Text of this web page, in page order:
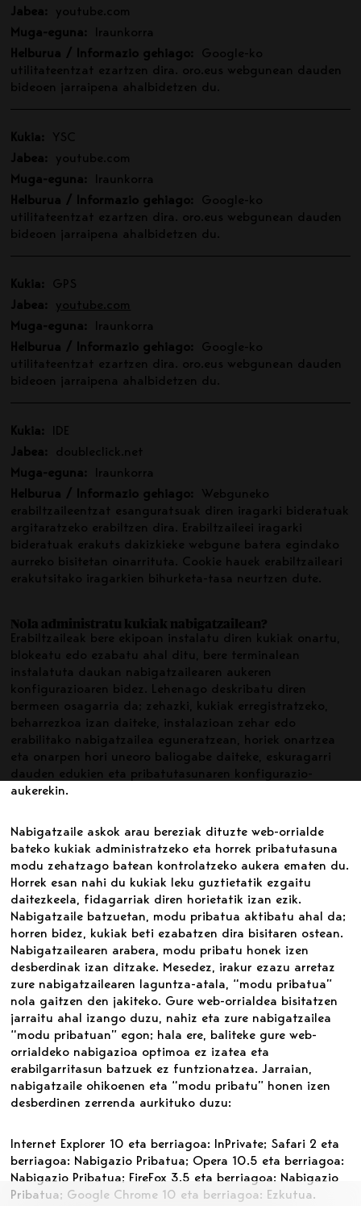
Jabea:
youtube.com
Muga-eguna:
Iraunkorra
Helburua / Informazio gehiago:
Google-ko
utilitateentzat ezartzen dira. oro.eus webgunean dauden
bideoen jarraipena ahalbidetzen du.
Kukia:
YSC
Jabea:
youtube.com
Muga-eguna:
Iraunkorra
Helburua / Informazio gehiago:
Google-ko
utilitateentzat ezartzen dira. oro.eus webgunean dauden
bideoen jarraipena ahalbidetzen du.
Kukia:
GPS
Jabea:
youtube.com
Muga-eguna:
Iraunkorra
Helburua / Informazio gehiago:
Google-ko
utilitateentzat ezartzen dira. oro.eus webgunean dauden
bideoen jarraipena ahalbidetzen du.
Kukia:
IDE
Jabea:
doubleclick.net
Muga-eguna:
Iraunkorra
Helburua / Informazio gehiago:
Webguneko
erabiltzaileentzat esanguratsuak diren iragarki bideratuak
argitaratzeko erabiltzen dira. Erabiltzaileei iragarki
bideratuak erakuts dakizkieke webgune batera egindako
aurreko bisitetan oinarrituta. Cookie hauek erabiltzaileari
erakutsitako iragarkien bihurketa-tasa neurtzen dute.
Nola administratu kukiak nabigatzailean?
Erabiltzaileak bere ekipoan instalatu diren kukiak onartu,
blokeatu edo ezabatu ahal ditu, bere terminalean
instalatuta daukan nabigatzailearen aukeren
konfigurazioaren bidez. Lehenago deskribatu diren
bermeen osagarria da; zehazki, kukiak erregistratzeko,
beharrezkoa izan daiteke, instalazioan zehar edo
erabilitako nabigatzailea eguneratzean, horiek onartzea
eta onarpen hori uneoro baliogabe daiteke, eskuragarri
dauden edukien eta pribatutasunaren konfigurazio-
aukerekin.
Nabigatzaile askok arau bereziak dituzte web-orrialde
bateko kukiak administratzeko eta horrek pribatutasuna
modu zehatzago batean kontrolatzeko aukera ematen du.
Horrek esan nahi du kukiak leku guztietatik ezgaitu
daitezkeela, fidagarriak diren horietatik izan ezik.
Nabigatzaile batzuetan, modu pribatua aktibatu ahal da;
horren bidez, kukiak beti ezabatzen dira bisitaren ostean.
Nabigatzailearen arabera, modu pribatu honek izen
desberdinak izan ditzake. Mesedez, irakur ezazu arretaz
zure nabigatzailearen laguntza-atala, “modu pribatua”
nola gaitzen den jakiteko. Gure web-orrialdea bisitatzen
jarraitu ahal izango duzu, nahiz eta zure nabigatzailea
“modu pribatuan” egon; hala ere, baliteke gure web-
orrialdeko nabigazioa optimoa ez izatea eta
erabilgarritasun batzuek ez funtzionatzea. Jarraian,
nabigatzaile ohikoenen eta “modu pribatu” honen izen
desberdinen zerrenda aurkituko duzu:
Internet Explorer 10 eta berriagoa: InPrivate; Safari 2 eta
berriagoa: Nabigazio Pribatua; Opera 10.5 eta berriagoa:
Nabigazio Pribatua; FireFox 3.5 eta berriagoa: Nabigazio
Pribatua; Google Chrome 10 eta berriagoa: Ezkutua.